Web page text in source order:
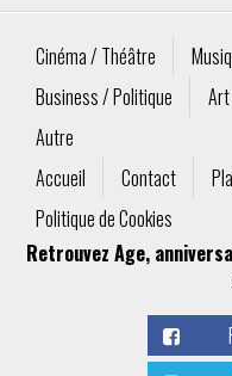
Cinéma / Théâtre
Business / Politique
Autre
Accueil
Contact
Politique de Cookies
Retrouvez Age,